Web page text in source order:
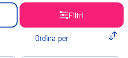
Filtri